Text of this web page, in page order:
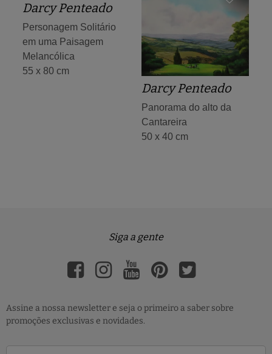
Darcy Penteado
Personagem Solitário
em uma Paisagem
Melancólica
55 x 80 cm
Darcy Penteado
Panorama do alto da
Cantareira
50 x 40 cm
Siga a gente
Assine a nossa newsletter e seja o primeiro a saber sobre
promoções exclusivas e novidades.